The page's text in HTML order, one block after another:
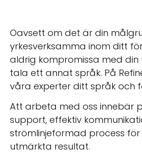
Oavsett om det är din
yrkesverksamma inom ditt
aldrig kompromissa med din
tala ett annat språk. På
våra experter ditt språk och
Att arbeta med oss innebär
support, effektiv
strömlinjeformad process
utmärkta resultat.